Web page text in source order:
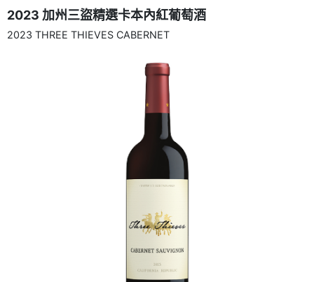
2023 加州三盜精選卡本內紅葡萄酒
2023 THREE THIEVES CABERNET